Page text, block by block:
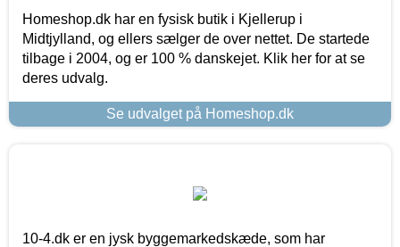
Homeshop.dk har en fysisk butik i Kjellerup i
Midtjylland, og ellers sælger de over nettet. De startede
tilbage i 2004, og er 100 % danskejet. Klik her for at se
deres udvalg.
Se udvalget på Homeshop.dk
10-4.dk er en jysk byggemarkedskæde, som har